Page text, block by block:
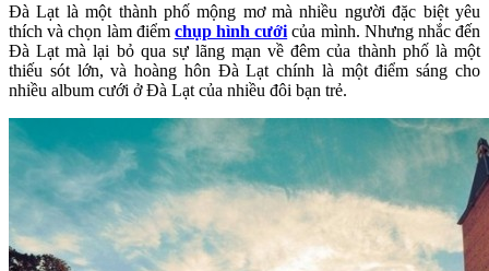
Đà Lạt là một thành phố mộng mơ mà nhiều người đặc biệt yêu
thích và chọn làm điểm chụp hình cưới của mình. Nhưng nhắc đến
Đà Lạt mà lại bỏ qua sự lãng mạn về đêm của thành phố là một
thiếu sót lớn, và hoàng hôn Đà Lạt chính là một điểm sáng cho
nhiều album cưới ở Đà Lạt của nhiều đôi bạn trẻ.